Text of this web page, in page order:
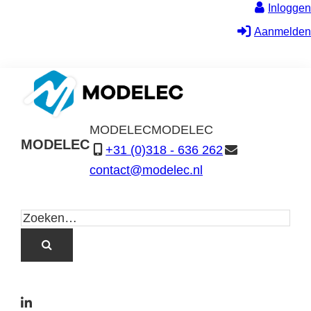
Inloggen
Aanmelden
MODELEC
MODELECMODELEC
+31 (0)318 - 636 262
contact@modelec.nl
L